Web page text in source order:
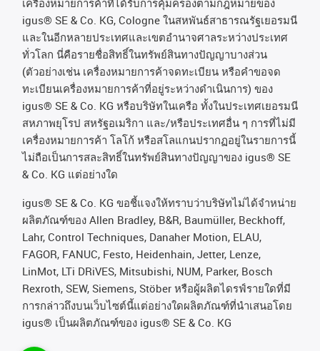
igus® SE & Co. KG, Cologne ในสหพันธ์สาธารณรัฐเยอรมนี
และในอีกหลายประเทศและเขตอํานาจศาลระหว่างประเทศ
ทั่วโลก นี่คือรายชื่อสิทธิ์ในทรัพย์สินทางปัญญาบางส่วน
(ตัวอย่างเช่น เครื่องหมายการค้าจดทะเบียน หรือคำขอจด
ทะเบียนเครื่องหมายการค้าที่อยู่ระหว่างดำเนินการ) ของ
igus® SE & Co. KG หรือบริษัทในเครือ ทั้งในประเทศเยอรมนี
สหภาพยุโรป สหรัฐอเมริกา และ/หรือประเทศอื่น ๆ การที่ไม่มี
เครื่องหมายการค้า โลโก้ หรือสโลแกนปรากฏอยู่ในรายการนี้
ไม่ถือเป็นการสละสิทธิ์ในทรัพย์สินทางปัญญาของ igus® SE
& Co. KG แต่อย่างใด
igus® SE & Co. KG ขอชี้แจงให้ทราบว่าบริษัทไม่ได้จําหน่าย
ผลิตภัณฑ์ของ Allen Bradley, B&R, Baumüller, Beckhoff,
Lahr, Control Techniques, Danaher Motion, ELAU,
FAGOR, FANUC, Festo, Heidenhain, Jetter, Lenze,
LinMot, LTi DRiVES, Mitsubishi, NUM, Parker, Bosch
Rexroth, SEW, Siemens, Stöber หรือผู้ผลิตไดรฟ์รายใดที่มี
การกล่าวถึงบนเว็บไซต์นี้แต่อย่างใดผลิตภัณฑ์ที่นําเสนอโดย
igus® เป็นผลิตภัณฑ์ของ igus® SE & Co. KG